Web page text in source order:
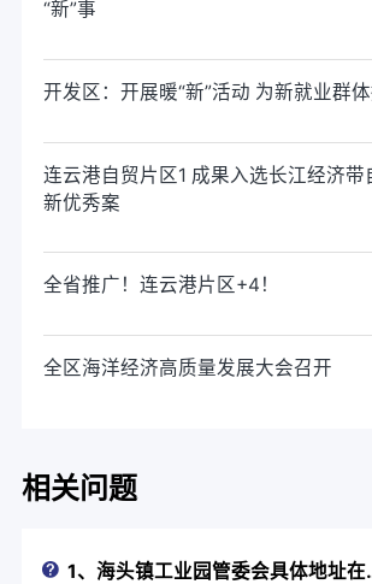
“新”事
开发区：开展暖“新”活动 为新就业群
连云港自贸片区1 成果入选长江经济带
新优秀案
全省推广！连云港片区+4！
全区海洋经济高质量发展大会召开
相关问题
1、海头